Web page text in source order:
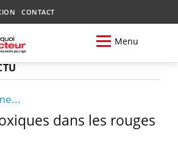
CONTACT
Menu
dans les rouges